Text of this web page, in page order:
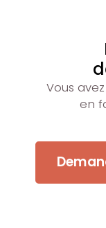
Vous
en